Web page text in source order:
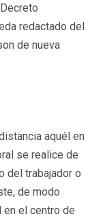
redactado del
de nueva
aquél en
se realice de
del trabajador o
de modo
el centro de